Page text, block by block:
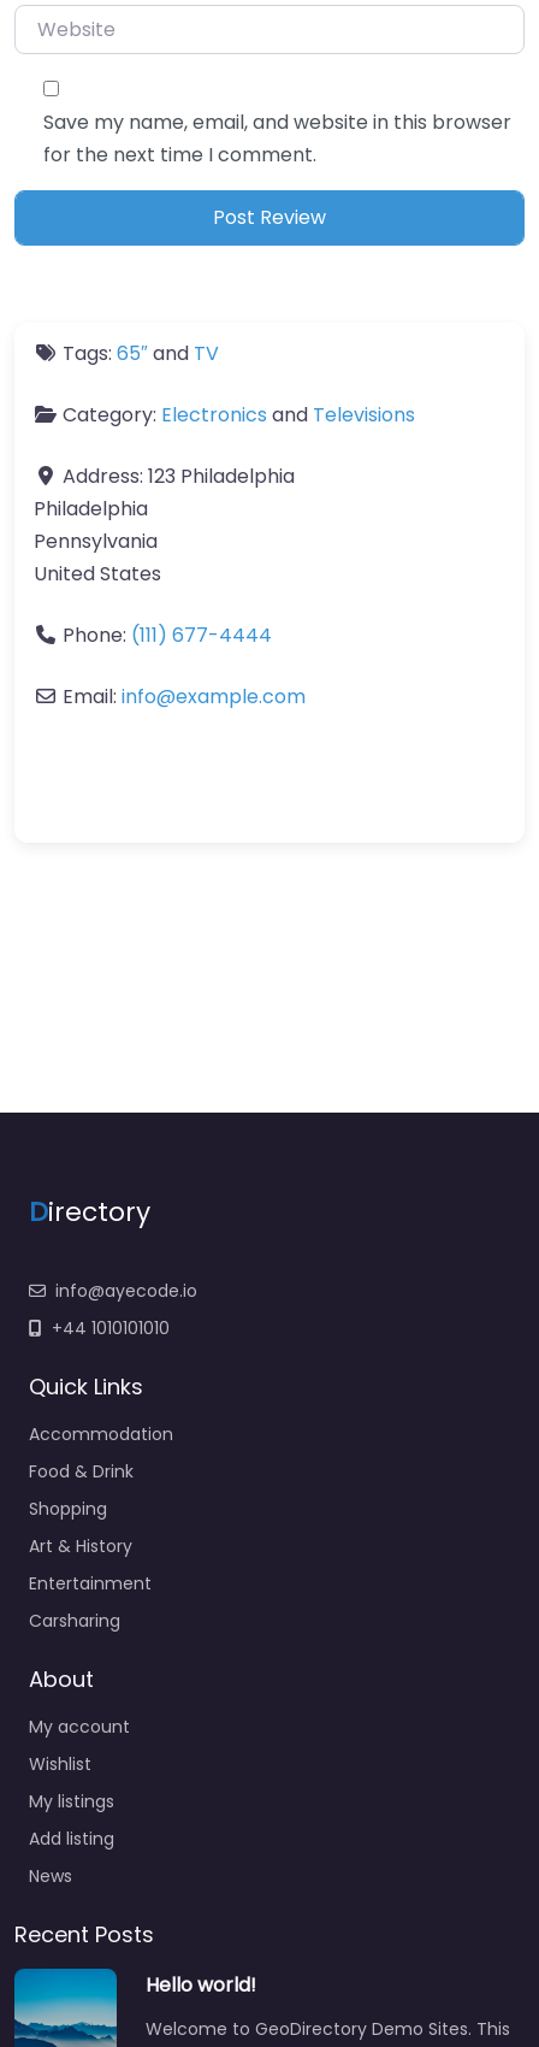
Website
Save my name, email, and website in this browser
for the next time I comment.
Tags: 65″and TV
Category: Electronics and Televisions
Address: 123 Philadelphia
Philadelphia
Pennsylvania
United States
Phone: (111) 677-4444
Email: info@example.com
Directory
info@ayecode.io
+44 1010101010
Quick Links
Accommodation
Food & Drink
Shopping
Art & History
Entertainment
Carsharing
About
My account
Wishlist
My listings
Add listing
News
Recent Posts
Hello world!
Welcome to GeoDirectory Demo Sites. This